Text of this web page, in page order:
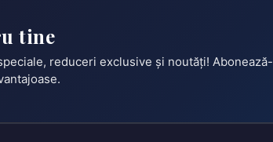
tine
reduceri exclusive și noutăți! Abonează-